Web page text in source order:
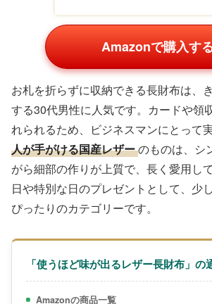
Amazonで購入す
お札を折らずに収納できる長財布は、
する30代男性に人気です。カードや領
れられるため、ビジネスマンにとって
人が手がける国産レザーのものは、シ
がら細部の作りが上質で、長く愛用し
日や特別な日のプレゼントとして、少
ぴったりのカテゴリーです。
「使うほど味が出るレザー長財布」の
Amazonの商品一覧